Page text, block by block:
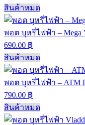
สินค้าหมด
พอต บุหรี่ไฟฟ้า – Mega
690.00 ฿
สินค้าหมด
พอต บุหรี่ไฟฟ้า – ATM
790.00 ฿
สินค้าหมด